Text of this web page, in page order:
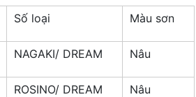
Số loại Màu sơn
NAGAKI/ DREAM Nâu
ROSINO/ DREAM Nâu